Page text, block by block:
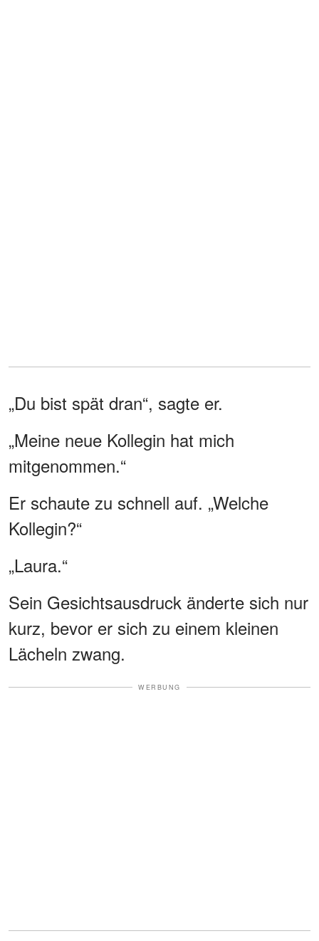
„Du bist spät dran“, sagte er.
„Meine neue Kollegin hat mich
mitgenommen.“
Er schaute zu schnell auf. „Welche
Kollegin?“
„Laura.“
Sein Gesichtsausdruck änderte sich nur
kurz, bevor er sich zu einem kleinen
Lächeln zwang.
WERBUNG